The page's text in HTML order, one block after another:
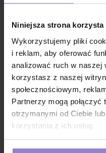
Niniejsza strona
Wykorzystujemy pliki
i reklam, aby oferować
analizować ruch w naszej
korzystasz z naszej
społecznościowym,
Partnerzy mogą
otrzymanymi od Ciebie
korzystania z ich usług.
Pojemnik na odpady
medyczne 10l czerwony
Neuplast 20szt
205,20 zł
w tym 23%VAT